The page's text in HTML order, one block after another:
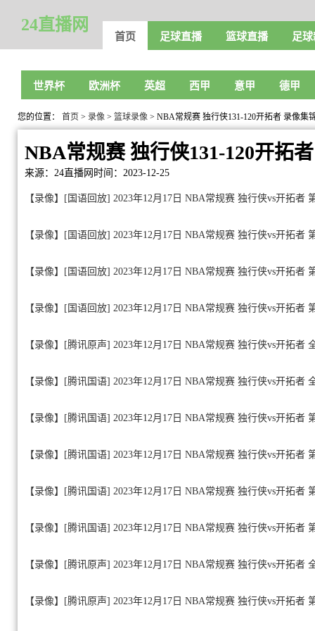
24直播网
首页 足球直播 篮球直播 足
世界杯 欧洲杯 英超 西甲 意甲 德甲
您的位置： 首页 > 录像 > 篮球录像 > NBA常规赛 独行侠131-120开拓者 录像集
NBA常规赛 独行侠131-120开拓
来源：24直播网 时间：2023-12-25
【录像】[国语回放] 2023年12月17日 NBA常规赛 独行侠vs开拓者
【录像】[国语回放] 2023年12月17日 NBA常规赛 独行侠vs开拓者
【录像】[国语回放] 2023年12月17日 NBA常规赛 独行侠vs开拓者
【录像】[国语回放] 2023年12月17日 NBA常规赛 独行侠vs开拓者
【录像】[腾讯原声] 2023年12月17日 NBA常规赛 独行侠vs开拓者
【录像】[腾讯国语] 2023年12月17日 NBA常规赛 独行侠vs开拓者
【录像】[腾讯国语] 2023年12月17日 NBA常规赛 独行侠vs开拓者
【录像】[腾讯国语] 2023年12月17日 NBA常规赛 独行侠vs开拓者
【录像】[腾讯国语] 2023年12月17日 NBA常规赛 独行侠vs开拓者
【录像】[腾讯国语] 2023年12月17日 NBA常规赛 独行侠vs开拓者
【录像】[腾讯原声] 2023年12月17日 NBA常规赛 独行侠vs开拓者
【录像】[腾讯原声] 2023年12月17日 NBA常规赛 独行侠vs开拓者